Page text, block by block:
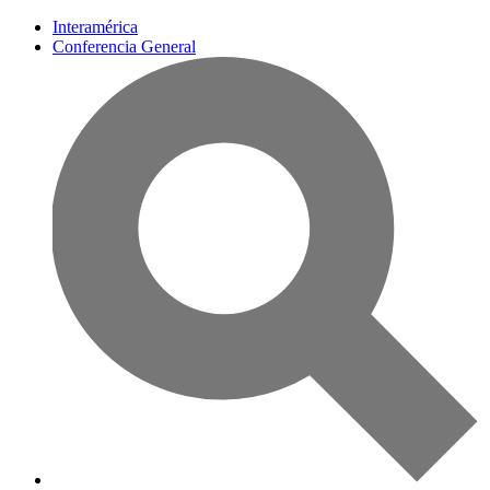
Interamérica
Conferencia General